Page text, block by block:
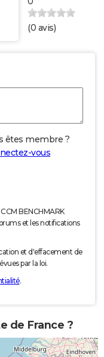
(0 avis)
êtes membre ?
vous
BENCHMARK
et les notifications
et d'effacement de
par la loi.
.
de France ?